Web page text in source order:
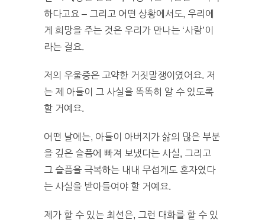
하다고요 – 그리고 어떤 상황에서도, 우리에
게 희망을 주는 것은 우리가 만나는 ‘사람’이
라는 걸요.
저의 우울증은 고약한 거짓말쟁이였어요. 저
는 제 아들이 그 사실을 똑똑히 알 수 있도록
할 거예요.
어떤 날에는, 아들이 아버지가 삶의 많은 부분
을 깊은 슬픔에 빠져 보냈다는 사실, 그리고
그 슬픔을 극복하는 내내 무섭게도 혼자였다
는 사실을 받아들여야 할 거예요.
제가 할 수 있는 최선은, 그런 대화를 할 수 있